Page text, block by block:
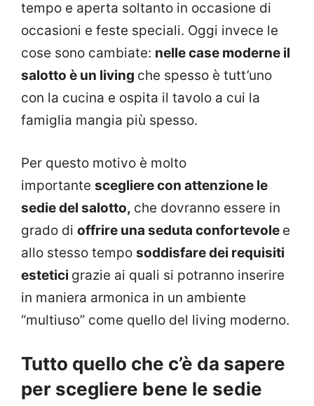
tempo e aperta soltanto in occasione di
occasioni e feste speciali. Oggi invece le
cose sono cambiate: nelle case moderne il
salotto è un living che spesso è tutt’uno
con la cucina e ospita il tavolo a cui la
famiglia mangia più spesso.
Per questo motivo è molto
importante scegliere con attenzione le
sedie del salotto, che dovranno essere in
grado di offrire una seduta confortevole e
allo stesso tempo soddisfare dei requisiti
estetici grazie ai quali si potranno inserire
in maniera armonica in un ambiente
“multiuso” come quello del living moderno.
Tutto quello che c’è da sapere
per scegliere bene le sedie